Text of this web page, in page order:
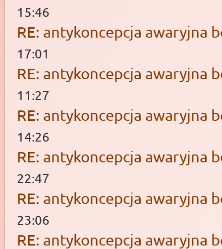
15:46
RE: antykoncepcja awaryjna
17:01
RE: antykoncepcja awaryjna
11:27
RE: antykoncepcja awaryjna
14:26
RE: antykoncepcja awaryjna
22:47
RE: antykoncepcja awaryjna
23:06
RE: antykoncepcja awaryjna